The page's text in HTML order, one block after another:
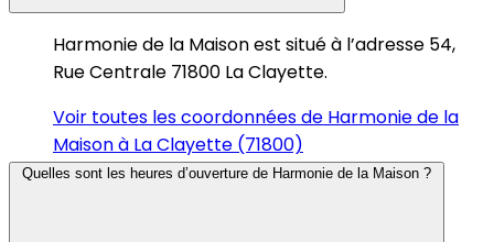
Harmonie de la Maison est situé à l’adresse 54,
Rue Centrale 71800 La Clayette.
Voir toutes les coordonnées de Harmonie de la
Maison à La Clayette (71800)
Quelles sont les heures d’ouverture de Harmonie de la Maison ?